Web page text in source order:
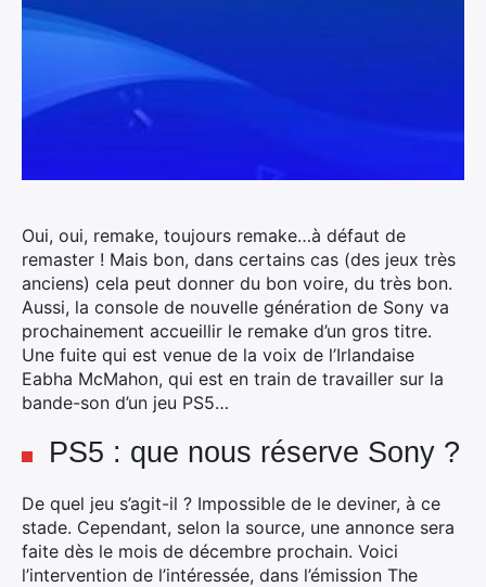
Oui, oui, remake, toujours remake…à défaut de
remaster ! Mais bon, dans certains cas (des jeux très
anciens) cela peut donner du bon voire, du très bon.
Aussi, la console de nouvelle génération de Sony va
prochainement accueillir le remake d’un gros titre.
Une fuite qui est venue de la voix de l’Irlandaise
Eabha McMahon, qui est en train de travailler sur la
bande-son d’un jeu PS5…
PS5 : que nous réserve Sony ?
De quel jeu s’agit-il ? Impossible de le deviner, à ce
stade. Cependant, selon la source, une annonce sera
faite dès le mois de décembre prochain. Voici
l’intervention de l’intéressée, dans l’émission The